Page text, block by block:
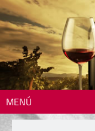
MENÚ